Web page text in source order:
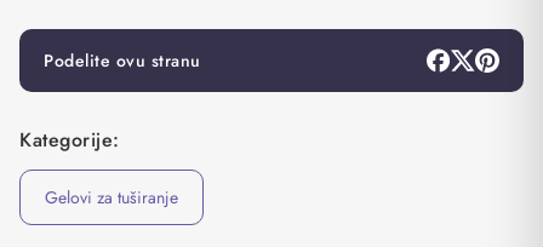
Podelite ovu stranu
Kategorije:
Gelovi za tuširanje